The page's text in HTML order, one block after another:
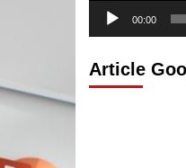
00:00
Article